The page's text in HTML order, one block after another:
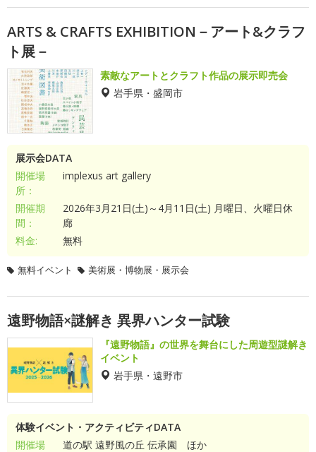
ARTS & CRAFTS EXHIBITION－アート&クラフ
ト展－
素敵なアートとクラフト作品の展示即売会
岩手県・盛岡市
展示会DATA
開催場
所：
implexus art gallery
開催期
間：
2026年3月21日(土)～4月11日(土) 月曜日、火曜日休
廊
料金:
無料
無料イベント 美術展・博物展・展示会
遠野物語×謎解き 異界ハンター試験
『遠野物語』の世界を舞台にした周遊型謎解き
イベント
岩手県・遠野市
体験イベント・アクティビティDATA
開催場
道の駅 遠野風の丘 伝承園 ほか